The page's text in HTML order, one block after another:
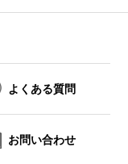
よくある質問
お問い合わせ